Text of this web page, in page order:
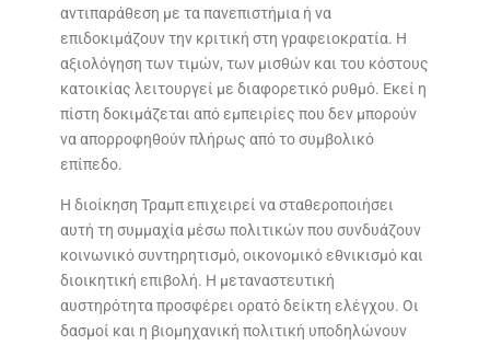
αντιπαράθεση με τα πανεπιστήμια ή να
επιδοκιμάζουν την κριτική στη γραφειοκρατία. Η
αξιολόγηση των τιμών, των μισθών και του κόστους
κατοικίας λειτουργεί με διαφορετικό ρυθμό. Εκεί η
πίστη δοκιμάζεται από εμπειρίες που δεν μπορούν
να απορροφηθούν πλήρως από το συμβολικό
επίπεδο.
Η διοίκηση Τραμπ επιχειρεί να σταθεροποιήσει
αυτή τη συμμαχία μέσω πολιτικών που συνδυάζουν
κοινωνικό συντηρητισμό, οικονομικό εθνικισμό και
διοικητική επιβολή. Η μεταναστευτική
αυστηρότητα προσφέρει ορατό δείκτη ελέγχου. Οι
δασμοί και η βιομηχανική πολιτική υποδηλώνουν